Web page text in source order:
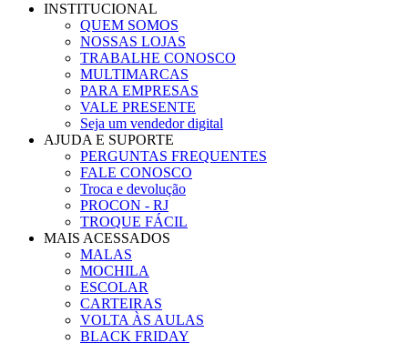
INSTITUCIONAL
QUEM SOMOS
NOSSAS LOJAS
TRABALHE CONOSCO
MULTIMARCAS
PARA EMPRESAS
VALE PRESENTE
Seja um vendedor digital
AJUDA E SUPORTE
PERGUNTAS FREQUENTES
FALE CONOSCO
Troca e devolução
PROCON - RJ
TROQUE FÁCIL
MAIS ACESSADOS
MALAS
MOCHILA
ESCOLAR
CARTEIRAS
VOLTA ÀS AULAS
BLACK FRIDAY